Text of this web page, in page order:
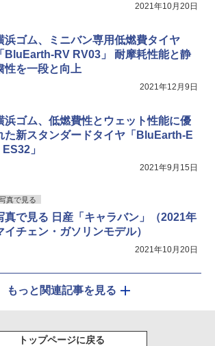
2021年10月20日
浜ゴム、ミニバン専用低燃費タイヤ
「BluEarth-RV RV03」 耐摩耗性能と静
性を一段と向上
2021年12月9日
浜ゴム、低燃費性とウェット性能に優
た新スタンダードタイヤ「BluEarth-E
」
2021年9月15日
真で見る
真で見る 日産「キャラバン」（2021年
イチェン・ガソリンモデル）
2021年10月20日
もっと関連記事を見る
トップページに戻る